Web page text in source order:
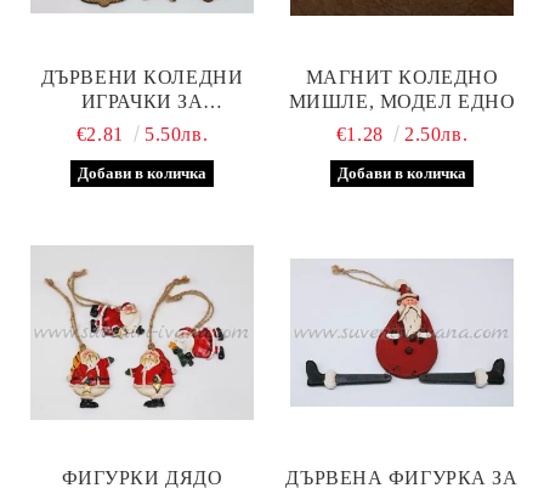
ДЪРВЕНИ КОЛЕДНИ
ИГРАЧКИ ЗА
ДЕКОРАЦИЯ,
€2.81 5.50лв.
МАГНИТ КОЛЕДНО
МИШЛЕ, МОДЕЛ ЕДНО
€1.28
2.50лв.
ФИГУРКИ ДЯДО ДЪРВЕНА ФИГУРКА ЗА